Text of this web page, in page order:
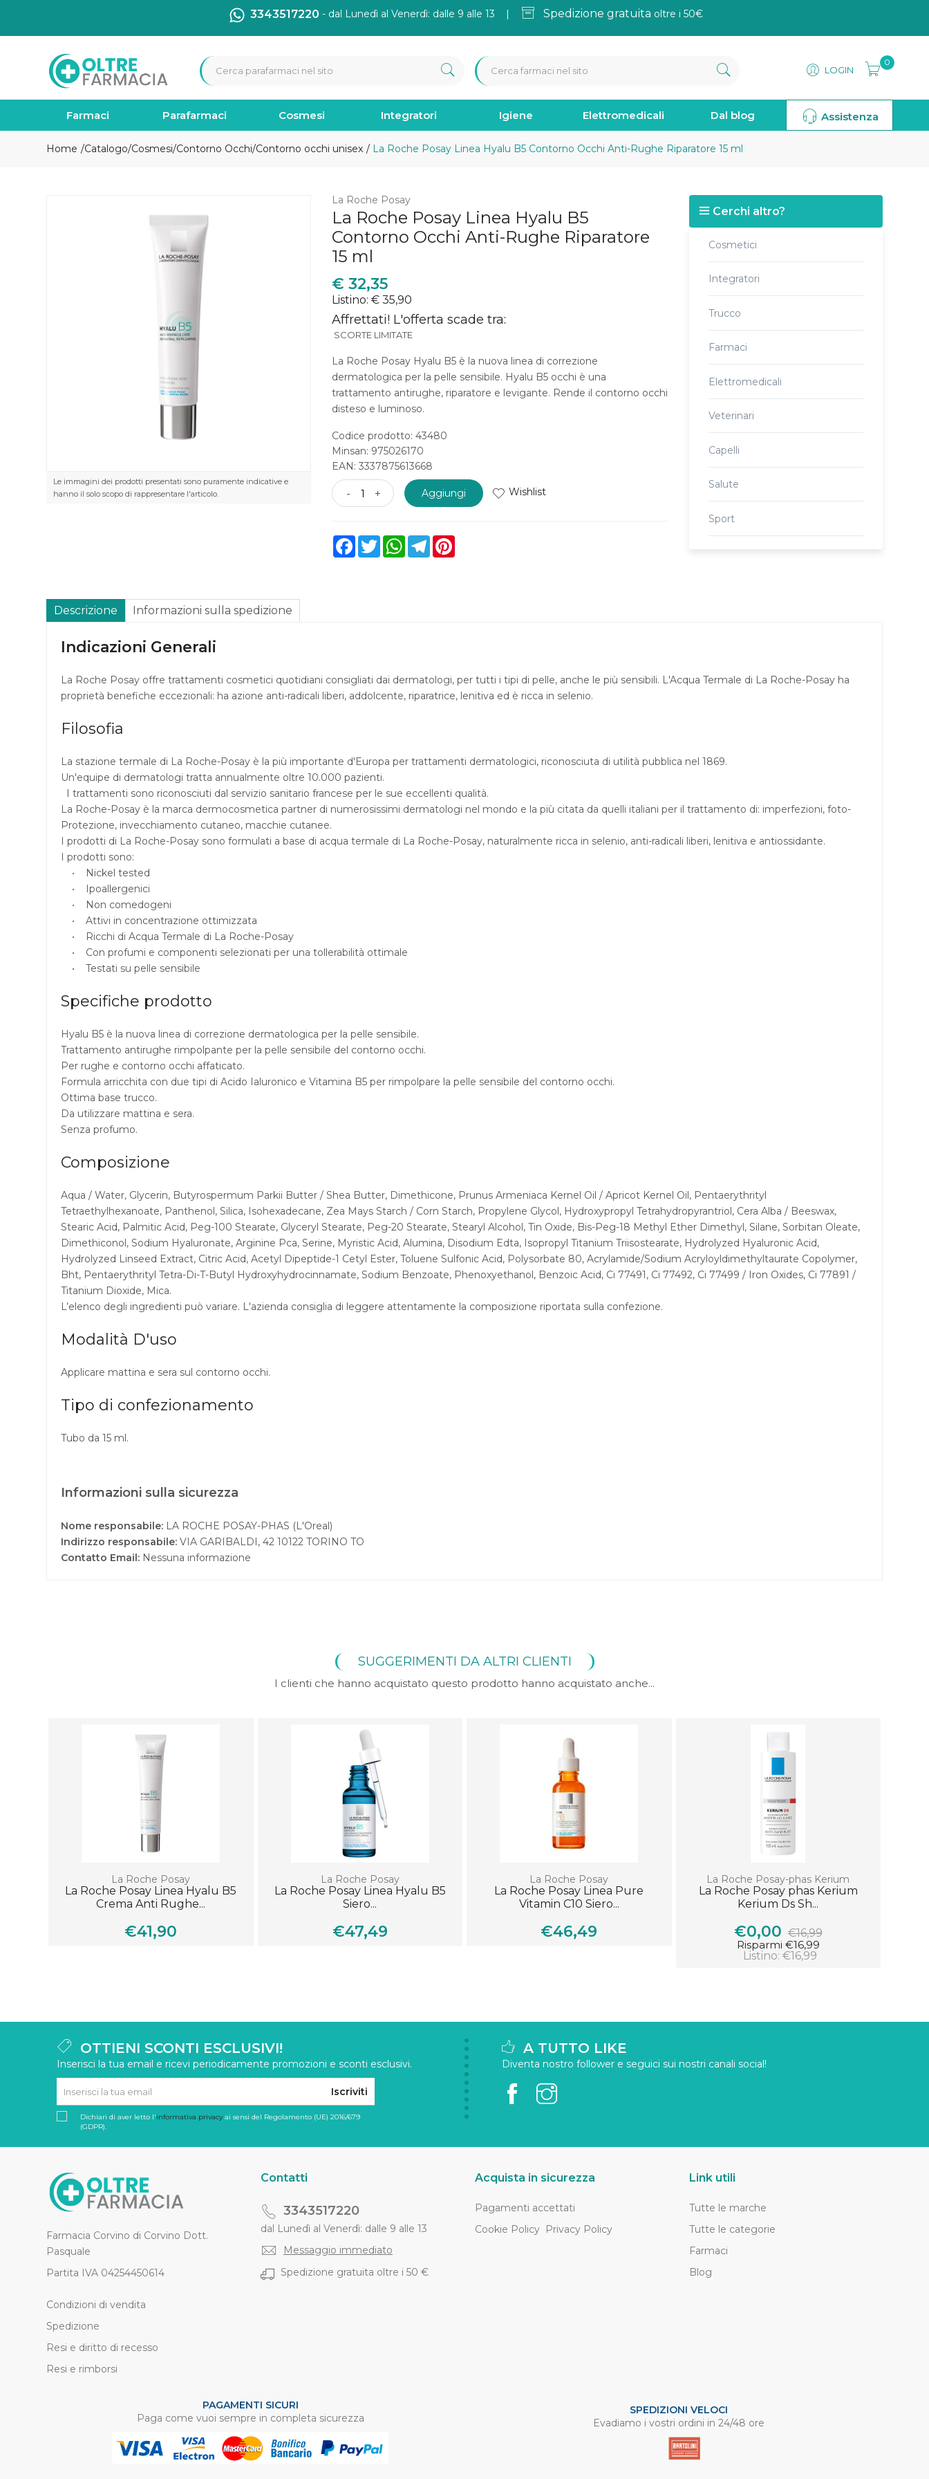
3343517220 - dal Lunedì al Venerdì: dalle 9 alle 13 | Spedizione gratuita oltre i 50€
LOGIN
0
Farmaci Parafarmaci Cosmesi Integratori Igiene Elettromedicali Dal blog Assistenza
Home Catalogo/Cosmesi/Contorno Occhi/Contorno occhi unisex La Roche Posay Linea Hyalu B5 Contorno Occhi Anti-Rughe Riparatore 15 ml
Le immagini dei prodotti presentati sono puramente indicative e
hanno il solo scopo di rappresentare l'articolo.
La Roche Posay
La Roche Posay Linea Hyalu B5
Contorno Occhi Anti-Rughe Riparatore
15 ml
€32,35
Listino: € 35,90
Affrettati! L'offerta scade tra:
SCORTE LIMITATE
La Roche Posay Hyalu B5 è la nuova linea di correzione
dermatologica per la pelle sensibile. Hyalu B5 occhi è una
trattamento antirughe, riparatore e levigante. Rende il contorno occhi
disteso e luminoso.
Codice prodotto: 43480
Minsan: 975026170
EAN: 3337875613668
- + Aggiungi Wishlist
FacebookTwitterWhatsAppTelegram
Cerchi altro?
Cosmetici
Integratori
Trucco
Farmaci
Elettromedicali
Veterinari
Capelli
Salute
Sport
Descrizione Informazioni sulla spedizione
Indicazioni Generali
La Roche Posay offre trattamenti cosmetici quotidiani consigliati dai dermatologi, per tutti i tipi di pelle, anche le più sensibili. L'Acqua Termale di La Roche-Posay ha
proprietà benefiche eccezionali: ha azione anti-radicali liberi, addolcente, riparatrice, lenitiva ed è ricca in selenio.
Filosofia
La stazione termale di La Roche-Posay è la più importante d'Europa per trattamenti dermatologici, riconosciuta di utilità pubblica nel 1869.
Un'equipe di dermatologi tratta annualmente oltre 10.000 pazienti.
I trattamenti sono riconosciuti dal servizio sanitario francese per le sue eccellenti qualità.
La Roche-Posay è la marca dermocosmetica partner di numerosissimi dermatologi nel mondo e la più citata da quelli italiani per il trattamento di: imperfezioni, foto-
Protezione, invecchiamento cutaneo, macchie cutanee.
I prodotti di La Roche-Posay sono formulati a base di acqua termale di La Roche-Posay, naturalmente ricca in selenio, anti-radicali liberi, lenitiva e antiossidante.
I prodotti sono:
• Nickel tested
• Ipoallergenici
• Non comedogeni
• Attivi in concentrazione ottimizzata
• Ricchi di Acqua Termale di La Roche-Posay
• Con profumi e componenti selezionati per una tollerabilità ottimale
• Testati su pelle sensibile
Specifiche prodotto
Hyalu B5 è la nuova linea di correzione dermatologica per la pelle sensibile.
Trattamento antirughe rimpolpante per la pelle sensibile del contorno occhi.
Per rughe e contorno occhi affaticato.
Formula arricchita con due tipi di Acido Ialuronico e Vitamina B5 per rimpolpare la pelle sensibile del contorno occhi.
Ottima base trucco.
Da utilizzare mattina e sera.
Senza profumo.
Composizione
Aqua / Water, Glycerin, Butyrospermum Parkii Butter / Shea Butter, Dimethicone, Prunus Armeniaca Kernel Oil / Apricot Kernel Oil, Pentaerythrityl
Tetraethylhexanoate, Panthenol, Silica, Isohexadecane, Zea Mays Starch / Corn Starch, Propylene Glycol, Hydroxypropyl Tetrahydropyrantriol, Cera Alba / Beeswax,
Stearic Acid, Palmitic Acid, Peg-100 Stearate, Glyceryl Stearate, Peg-20 Stearate, Stearyl Alcohol, Tin Oxide, Bis-Peg-18 Methyl Ether Dimethyl, Silane, Sorbitan Oleate,
Dimethiconol, Sodium Hyaluronate, Arginine Pca, Serine, Myristic Acid, Alumina, Disodium Edta, Isopropyl Titanium Triisostearate, Hydrolyzed Hyaluronic Acid,
Hydrolyzed Linseed Extract, Citric Acid, Acetyl Dipeptide-1 Cetyl Ester, Toluene Sulfonic Acid, Polysorbate 80, Acrylamide/Sodium Acryloyldimethyltaurate Copolymer,
Bht, Pentaerythrityl Tetra-Di-T-Butyl Hydroxyhydrocinnamate, Sodium Benzoate, Phenoxyethanol, Benzoic Acid, Ci 77491, Ci 77492, Ci 77499 / Iron Oxides, Ci 77891 /
Titanium Dioxide, Mica.
L’elenco degli ingredienti può variare. L'azienda consiglia di leggere attentamente la composizione riportata sulla confezione.
Modalità D'uso
Applicare mattina e sera sul contorno occhi.
Tipo di confezionamento
Tubo da 15 ml.
Informazioni sulla sicurezza
Nome responsabile: LA ROCHE POSAY-PHAS (L'Oreal)
Indirizzo responsabile: VIA GARIBALDI, 42 10122 TORINO TO
Contatto Email: Nessuna informazione
SUGGERIMENTI DA ALTRI CLIENTI
I clienti che hanno acquistato questo prodotto hanno acquistato anche...
La Roche Posay
La Roche Posay Linea Hyalu B5
Crema Anti Rughe...
€41,90
La Roche Posay
La Roche Posay Linea Hyalu B5
Siero...
€47,49
La Roche Posay
La Roche Posay Linea Pure
Vitamin C10 Siero...
€46,49
La Roche Posay-phas Kerium
La Roche Posay phas Kerium
Kerium Ds Sh...
€0,00 €16,99
Risparmi €16,99
Listino: €16,99
OTTIENI SCONTI ESCLUSIVI!
Inserisci la tua email e ricevi periodicamente promozioni e sconti esclusivi.
Iscriviti
Dichiari di aver letto l'informativa privacyai sensi del Regolamento (UE) 2016/679
(GDPR).
A TUTTO LIKE
Diventa nostro follower e seguici sui nostri canali social!
Farmacia Corvino di Corvino Dott.
Pasquale
Partita IVA 04254450614
Condizioni di vendita
Spedizione
Resi e diritto di recesso
Resi e rimborsi
Contatti
3343517220
dal Lunedì al Venerdì: dalle 9 alle 13
Messaggio immediato
Spedizione gratuita oltre i 50 €
Acquista in sicurezza
Pagamenti accettati
Cookie Policy Privacy Policy
Link utili
Tutte le marche
Tutte le categorie
Farmaci
Blog
PAGAMENTI SICURI
Paga come vuoi sempre in completa sicurezza
SPEDIZIONI VELOCI
Evadiamo i vostri ordini in 24/48 ore